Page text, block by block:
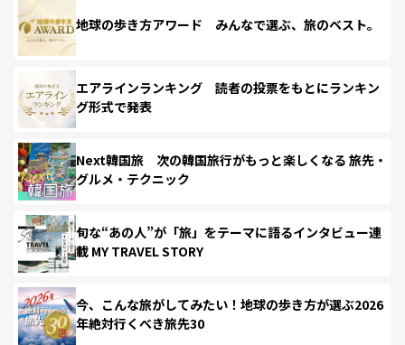
地球の歩き方アワード みんなで選ぶ、旅のベスト。
エアラインランキング 読者の投票をもとにランキン
グ形式で発表
Next韓国旅 次の韓国旅行がもっと楽しくなる 旅先・
グルメ・テクニック
旬な“あの人”が「旅」をテーマに語るインタビュー連
載 MY TRAVEL STORY
今、こんな旅がしてみたい！地球の歩き方が選ぶ2026
年絶対行くべき旅先30